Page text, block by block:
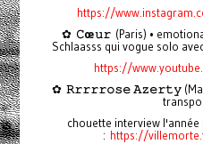
https://
✿ 𝙲œ𝚞𝚛 (Paris) •
Schlaasss qui vogue solo
https://
✿ 𝚁𝚛𝚛𝚛𝚛𝚘𝚜𝚎 𝙰𝚣𝚎𝚛𝚝𝚢
chouette interview l'année
: https://